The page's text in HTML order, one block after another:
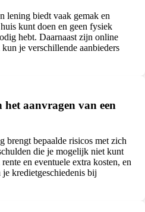
lening biedt vaak gemak en
kunt doen en geen fysiek
hebt. Daarnaast zijn online
je verschillende aanbieders
aanvragen van een
brengt bepaalde risicos met zich
die je mogelijk niet kunt
en eventuele extra kosten, en
kredietgeschiedenis bij